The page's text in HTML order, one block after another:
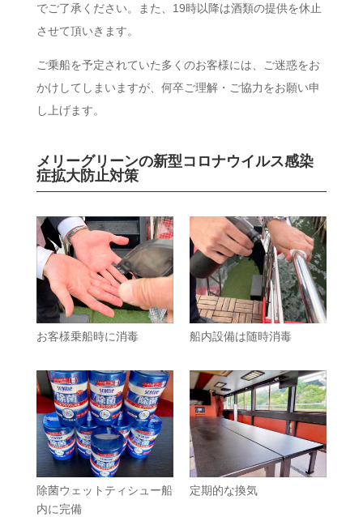
でご了承ください。また、19時以降は酒類の提供を休止
させて頂いきます。
ご乗船を予定されていた多くのお客様には、ご迷惑をお
かけしてしまいますが、何卒ご理解・ご協力をお願い申
し上げます。
メリーグリーンの新型コロナウイルス感染
症拡大防止対策
お客様乗船時に消毒 船内設備は随時消毒
除菌ウェットティシュー船
内に完備
定期的な換気